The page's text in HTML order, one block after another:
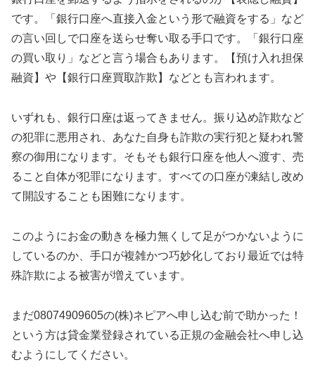
です。「銀行口座へ直接入金という形で融資をする」など
の言い回しで口座を送らせ奪い取る手口です。「銀行口座
の買い取り」などと言う場合もあります。【預け入れ担保
融資】や【銀行口座買取詐欺】などとも言われます。
いずれも、銀行口座は返ってきません。振り込め詐欺など
の犯罪に悪用され、あなた自身も詐欺の実行犯と疑われ警
察の御用になります。そもそも銀行口座を他人へ渡す、売
ること自体が犯罪になります。すべての口座が凍結し改め
て開設することも困難になります。
このようにお金の動きを極力無くして足がつかないように
しているのか、手口が複雑かつ巧妙化しており最近では特
殊詐欺による被害が増えています。
まだ08074909605の(株)ネピアへ申し込む前で助かった！
という方は貸金業登録されている正規の金融会社へ申し込
むようにしてください。